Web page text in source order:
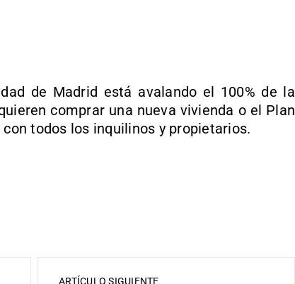
de Madrid está avalando el 100% de la
comprar una nueva vivienda o el Plan
todos los inquilinos y propietarios.
ARTÍCULO SIGUIENTE